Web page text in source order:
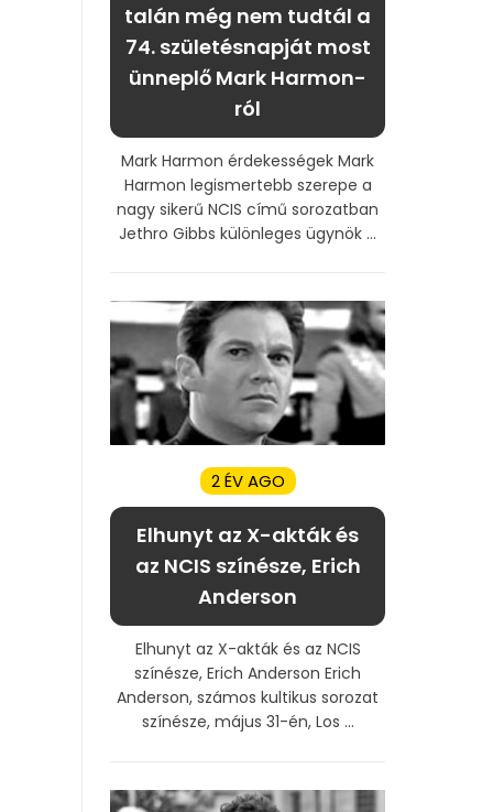
talán még nem tudtál a
74. születésnapját most
ünneplő Mark Harmon-
ról
Mark Harmon érdekességek Mark
Harmon legismertebb szerepe a
nagy sikerű NCIS című sorozatban
Jethro Gibbs különleges ügynök ...
2 ÉV AGO
Elhunyt az X-akták és
az NCIS színésze, Erich
Anderson
Elhunyt az X-akták és az NCIS
színésze, Erich Anderson Erich
Anderson, számos kultikus sorozat
színésze, május 31-én, Los ...